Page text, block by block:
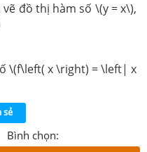
đồ thị hàm số \(y = x\),
\(f\left( x \right) = \left| x
sẻ
Bình chọn: